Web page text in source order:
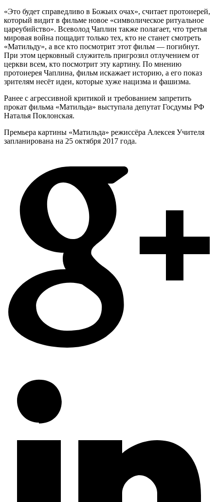
«Это будет справедливо в Божьих очах», считает протоиерей,
который видит в фильме новое «символическое ритуальное
цареубийство». Всеволод Чаплин также полагает, что третья
мировая война пощадит только тех, кто не станет смотреть
«Матильду», а все кто посмотрит этот фильм — погибнут.
При этом церковный служитель пригрозил отлучением от
церкви всем, кто посмотрит эту картину. По мнению
протоиерея Чаплина, фильм искажает историю, а его показ
зрителям несёт идеи, которые хуже нацизма и фашизма.
Ранее с агрессивной критикой и требованием запретить
прокат фильма «Матильда» выступала депутат Госдумы РФ
Наталья Поклонская.
Премьера картины «Матильда» режиссёра Алексея Учителя
запланирована на 25 октября 2017 года.